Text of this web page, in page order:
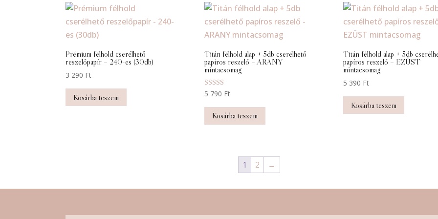
Prémium félhold cserélhető
reszelőpapír – 240-es (30db)
3 290 Ft
Kosárba teszem
Titán félhold alap + 5db cserélhető
papíros reszelő – ARANY
mintacsomag
Értékelés:
5.00
5 790 Ft
Kosárba teszem
Titán félhold alap + 5db
papíros reszelő – EZÜST
mintacsomag
5 390 Ft
Kosárba teszem
1 2 →